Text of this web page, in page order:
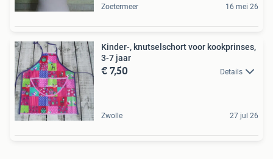
Zoetermeer 16 mei 26
Kinder-, knutselschort voor kookprinses,
3-7 jaar
€ 7,50 Details
Zwolle 27 jul 26